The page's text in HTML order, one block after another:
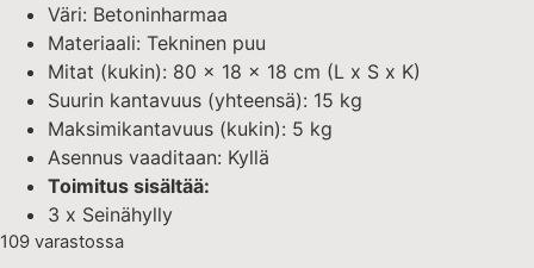
Väri: Betoninharmaa
Materiaali: Tekninen puu
Mitat (kukin): 80 x 18 x 18 cm (L x S x K)
Suurin kantavuus (yhteensä): 15 kg
Maksimikantavuus (kukin): 5 kg
Asennus vaaditaan: Kyllä
Toimitus sisältää:
3 x Seinähylly
109 varastossa